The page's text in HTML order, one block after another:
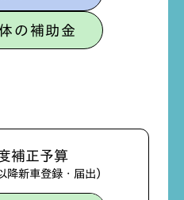
の補助金
補正予算
降新車登録・届出）